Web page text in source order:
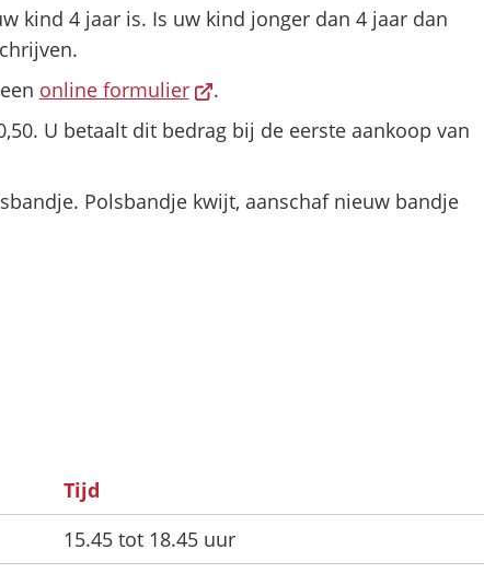
kind 4 jaar is. Is uw kind jonger dan 4 jaar dan
online formulier(Verwijst
naar
een
website)
.
U betaalt dit bedrag bij de eerste aankoop van
Polsbandje kwijt, aanschaf nieuw bandje
Tijd
15.45 tot 18.45 uur